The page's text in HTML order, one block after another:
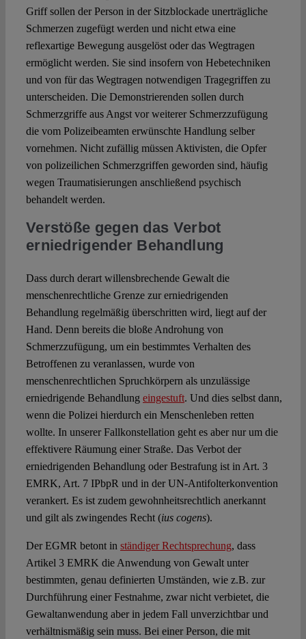
Griff sollen der Person in der Sitzblockade unerträgliche
Schmerzen zugefügt werden und nicht etwa eine
reflexartige Bewegung ausgelöst oder das Wegtragen
ermöglicht werden. Sie sind insofern von Hebetechniken
und von für das Wegtragen notwendigen Tragegriffen zu
unterscheiden. Die Demonstrierenden sollen durch
Schmerzgriffe aus Angst vor weiterer Schmerzzufügung
die vom Polizeibeamten erwünschte Handlung selber
vornehmen. Nicht zufällig müssen Aktivisten, die Opfer
von polizeilichen Schmerzgriffen geworden sind, häufig
wegen Traumatisierungen anschließend psychisch
behandelt werden.
Verstöße gegen das Verbot
erniedrigender Behandlung
Dass durch derart willensbrechende Gewalt die
menschenrechtliche Grenze zur erniedrigenden
Behandlung regelmäßig überschritten wird, liegt auf der
Hand. Denn bereits die bloße Androhung von
Schmerzzufügung, um ein bestimmtes Verhalten des
Betroffenen zu veranlassen, wurde von
menschenrechtlichen Spruchkörpern als unzulässige
erniedrigende Behandlung eingestuft. Und dies selbst dann,
wenn die Polizei hierdurch ein Menschenleben retten
wollte. In unserer Fallkonstellation geht es aber nur um die
effektivere Räumung einer Straße. Das Verbot der
erniedrigenden Behandlung oder Bestrafung ist in Art. 3
EMRK, Art. 7 IPbpR und in der UN-Antifolterkonvention
verankert. Es ist zudem gewohnheitsrechtlich anerkannt
und gilt als zwingendes Recht (ius cogens).
Der EGMR betont in ständiger Rechtsprechung, dass
Artikel 3 EMRK die Anwendung von Gewalt unter
bestimmten, genau definierten Umständen, wie z.B. zur
Durchführung einer Festnahme, zwar nicht verbietet, die
Gewaltanwendung aber in jedem Fall unverzichtbar und
verhältnismäßig sein muss. Bei einer Person, die mit